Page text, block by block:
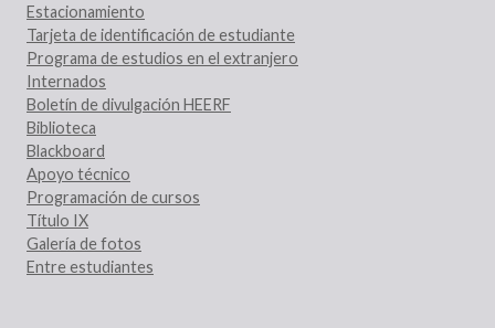
Estacionamiento
Tarjeta de identificación de estudiante
Programa de estudios en el extranjero
Internados
Boletín de divulgación HEERF
Biblioteca
Blackboard
Apoyo técnico
Programación de cursos
Título IX
Galería de fotos
Entre estudiantes